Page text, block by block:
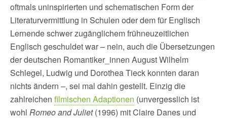
oftmals uninspirierten und schematischen Form der
Literaturvermittlung in Schulen oder dem für Englisch
Lernende schwer zugänglichem frühneuzeitlichen
Englisch geschuldet war – nein, auch die Übersetzungen
der deutschen Romantiker_innen August Wilhelm
Schlegel, Ludwig und Dorothea Tieck konnten daran
nichts ändern –, sei mal dahin gestellt. Einzig die
zahlreichen filmischen Adaptionen (unvergesslich ist
wohl Romeo and Juliet(1996) mit Claire Danes und